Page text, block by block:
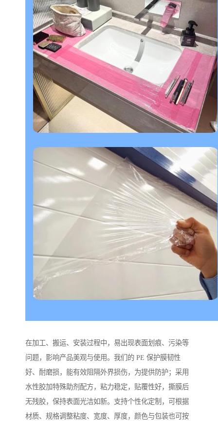
在加工、搬运、安装过程中，易出现表面划痕、污染等
问题，影响产品美观与使用。我们的 PE 保护膜韧性
好、耐磨损，能有效阻隔外界损伤，为提供防护；采用
水性胶加特殊助剂配方，粘力稳定，贴覆性好，撕膜后
无残胶，保持表面光洁如新。支持个性化定制，可根据
材质、规格调整粘度、宽度、厚度，颜色与包装也可按